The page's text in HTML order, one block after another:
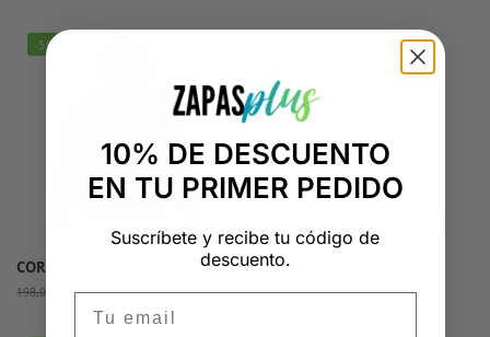
-55%
CORTAVIENTOS TRAPSTAR
198,09 88,98€
CORTAVIENTOS TRAPSTAR
198,09€ 88,98€
10% DE DESCUENTO
EN TU PRIMER PEDIDO
Suscríbete y recibe tu código de
descuento.